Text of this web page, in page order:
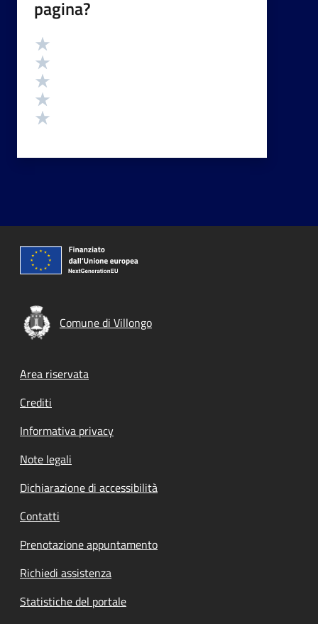
pagina?
Valutazione
Comune di Villongo
Footer menu
Area riservata
Crediti
Informativa privacy
Note legali
Dichiarazione di accessibilità
Contatti
Prenotazione appuntamento
Richiedi assistenza
Statistiche del portale